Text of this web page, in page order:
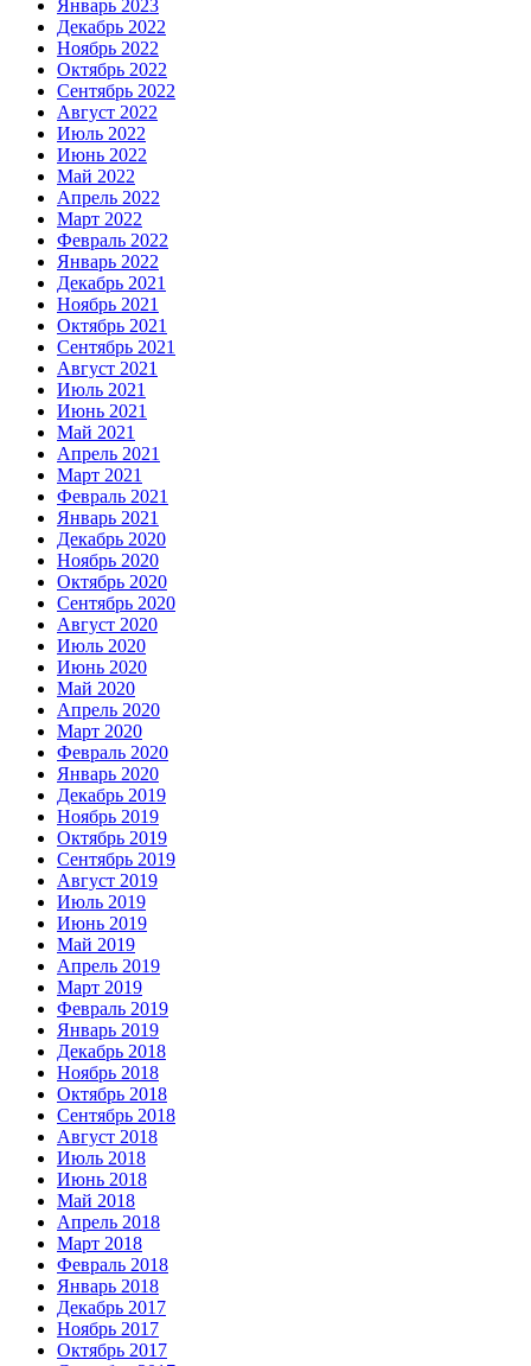
Январь 2023
Декабрь 2022
Ноябрь 2022
Октябрь 2022
Сентябрь 2022
Август 2022
Июль 2022
Июнь 2022
Май 2022
Апрель 2022
Март 2022
Февраль 2022
Январь 2022
Декабрь 2021
Ноябрь 2021
Октябрь 2021
Сентябрь 2021
Август 2021
Июль 2021
Июнь 2021
Май 2021
Апрель 2021
Март 2021
Февраль 2021
Январь 2021
Декабрь 2020
Ноябрь 2020
Октябрь 2020
Сентябрь 2020
Август 2020
Июль 2020
Июнь 2020
Май 2020
Апрель 2020
Март 2020
Февраль 2020
Январь 2020
Декабрь 2019
Ноябрь 2019
Октябрь 2019
Сентябрь 2019
Август 2019
Июль 2019
Июнь 2019
Май 2019
Апрель 2019
Март 2019
Февраль 2019
Январь 2019
Декабрь 2018
Ноябрь 2018
Октябрь 2018
Сентябрь 2018
Август 2018
Июль 2018
Июнь 2018
Май 2018
Апрель 2018
Март 2018
Февраль 2018
Январь 2018
Декабрь 2017
Ноябрь 2017
Октябрь 2017